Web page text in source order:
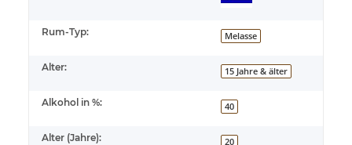
Rum-Typ: Melasse
Alter: 15 Jahre & älter
Alkohol in %: 40
Alter (Jahre): 20